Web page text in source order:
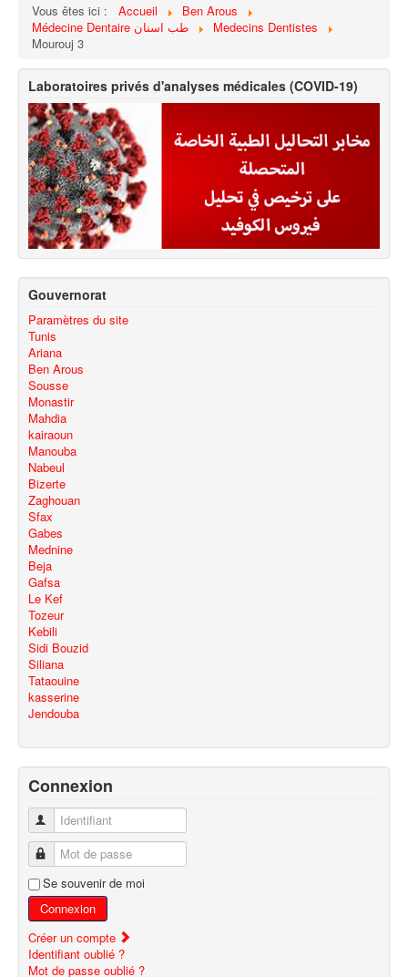
Vous êtes ici : Accueil
Ben Arous
Médecine Dentaire طب اسنان
Medecins Dentistes
Mourouj 3
Laboratoires privés d'analyses médicales (COVID-19)
Gouvernorat
Paramètres du site
Tunis
Ariana
Ben Arous
Sousse
Monastir
Mahdia
kairaoun
Manouba
Nabeul
Bizerte
Zaghouan
Sfax
Gabes
Mednine
Beja
Gafsa
Le Kef
Tozeur
Kebili
Sidi Bouzid
Siliana
Tataouine
kasserine
Jendouba
Connexion
Identifiant
Mot de passe
Se souvenir de moi
Connexion
Créer un compte
Identifiant oublié ?
Mot de passe oublié ?